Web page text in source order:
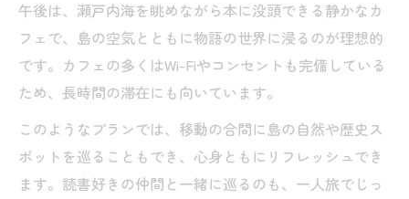
午後は、瀬戸内海を眺めながら本に没頭できる静かなカ
フェで、島の空気とともに物語の世界に浸るのが理想的
です。カフェの多くはWi-Fiやコンセントも完備している
ため、長時間の滞在にも向いています。
このようなプランでは、移動の合間に島の自然や歴史ス
ポットを巡ることもでき、心身ともにリフレッシュでき
ます。読書好きの仲間と一緒に巡るのも、一人旅でじっ